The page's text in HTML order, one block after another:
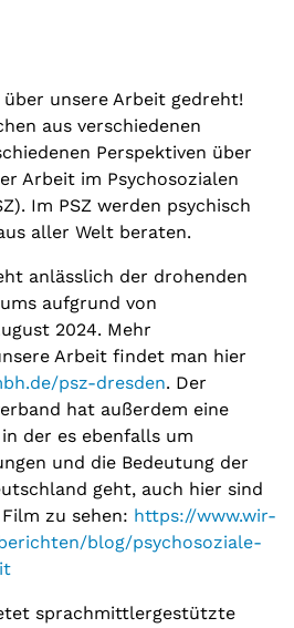
und Grünau
über unsere Arbeit gedreht!
aus verschiedenen
Perspektiven über
Arbeit im Psychosozialen
Im PSZ werden psychisch
aller Welt beraten.
anlässlich der drohenden
aufgrund von
2024. Mehr
Arbeit findet man hier
psz-dresden. Der
hat außerdem eine
der es ebenfalls um
und die Bedeutung der
geht, auch hier sind
zu sehen: https://www.wir-
blog/psychosoziale-
sprachmittlergestützte